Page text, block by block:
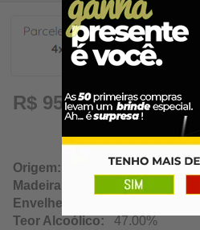
23,97
R$ 95,89
Origem: Salinas / Minas Gerais
Madeira:
Jaqueira
Envelhecimento:
Teor Alcoólico: 47.00%